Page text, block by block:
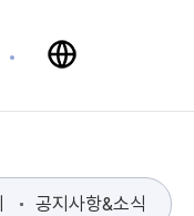
공지사항&소식